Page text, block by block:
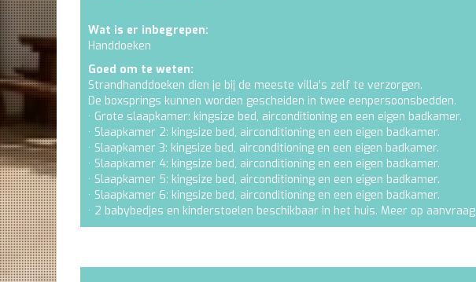
Wat is er inbegrepen:
Handdoeken
Goed om te weten:
Strandhanddoeken dien je bij de meeste villa's zelf te verzorgen.
De boxsprings kunnen worden gescheiden in twee eenpersoonsbedden.
· Grote slaapkamer: kingsize bed, airconditioning en een eigen badkamer.
· Slaapkamer 2: kingsize bed, airconditioning en een eigen badkamer.
· Slaapkamer 3: kingsize bed, airconditioning en een eigen badkamer.
· Slaapkamer 4: kingsize bed, airconditioning en een eigen badkamer.
· Slaapkamer 5: kingsize bed, airconditioning en een eigen badkamer.
· Slaapkamer 6: kingsize bed, airconditioning en een eigen badkamer.
· 2 babybedjes en kinderstoelen beschikbaar in het huis. Meer op aanvraag